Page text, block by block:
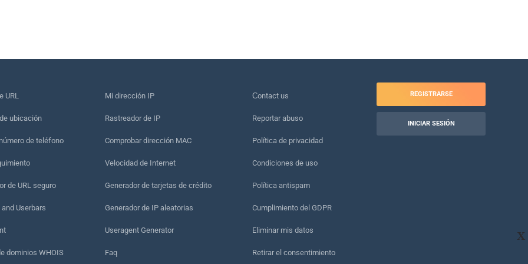
X
URL
ubicación
de teléfono
de URL seguro
Userbars
dominios WHOIS
Mi dirección IP
Rastreador de IP
Comprobar dirección MAC
Velocidad de Internet
Generador de tarjetas de crédito
Generador de IP aleatorias
Useragent Generator
Faq
Сontact us
Reportar abuso
Política de privacidad
Condiciones de uso
Política antispam
Cumplimiento del GDPR
Eliminar mis datos
Retirar el consentimiento
REGISTRARSE
INICIAR SESIÓN